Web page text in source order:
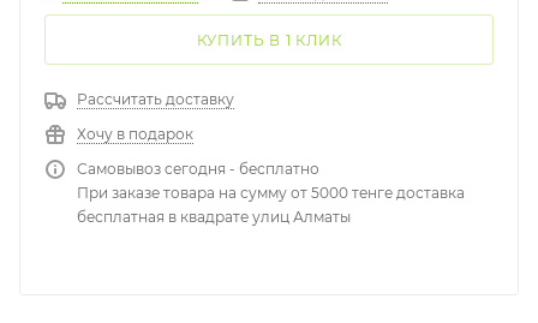
КУПИТЬ В 1 КЛИК
Рассчитать доставку
Хочу в подарок
Самовывоз сегодня - бесплатно
При заказе товара на сумму от 5000 тенге доставка
бесплатная в квадрате улиц Алматы